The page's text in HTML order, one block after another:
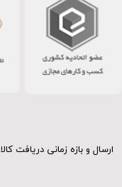
ارسال و بازه زمانی دریافت کالا